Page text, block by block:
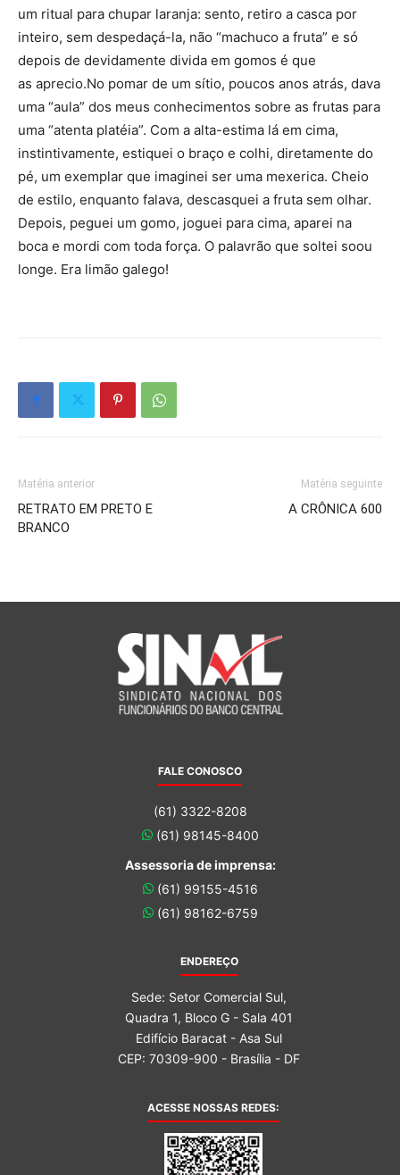
um ritual para chupar laranja: sento, retiro a casca por
inteiro, sem despedaçá-la, não “machuco a fruta” e só
depois de devidamente divida em gomos é que
as aprecio.No pomar de um sítio, poucos anos atrás, dava
uma “aula” dos meus conhecimentos sobre as frutas para
uma “atenta platéia”. Com a alta-estima lá em cima,
instintivamente, estiquei o braço e colhi, diretamente do
pé, um exemplar que imaginei ser uma mexerica. Cheio
de estilo, enquanto falava, descasquei a fruta sem olhar.
Depois, peguei um gomo, joguei para cima, aparei na
boca e mordi com toda força. O palavrão que soltei soou
longe. Era limão galego!
Matéria anterior
RETRATO EM PRETO E
BRANCO
Matéria seguinte
A CRÔNICA 600
FALE CONOSCO
(61) 3322-8208
(61) 98145-8400
Assessoria de imprensa:
(61) 99155-4516
(61) 98162-6759
ENDEREÇO
Sede: Setor Comercial Sul,
Quadra 1, Bloco G - Sala 401
Edifício Baracat - Asa Sul
CEP: 70309-900 - Brasília - DF
ACESSE NOSSAS REDES: